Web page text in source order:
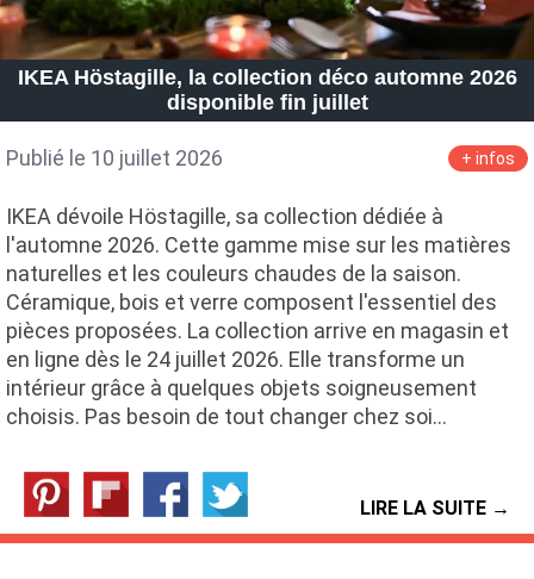
IKEA Höstagille, la collection déco automne 2026
disponible fin juillet
Publié le 10 juillet 2026 + infos
IKEA dévoile Höstagille, sa collection dédiée à
l'automne 2026. Cette gamme mise sur les matières
naturelles et les couleurs chaudes de la saison.
Céramique, bois et verre composent l'essentiel des
pièces proposées. La collection arrive en magasin et
en ligne dès le 24 juillet 2026. Elle transforme un
intérieur grâce à quelques objets soigneusement
choisis. Pas besoin de tout changer chez soi…
LIRE LA SUITE →